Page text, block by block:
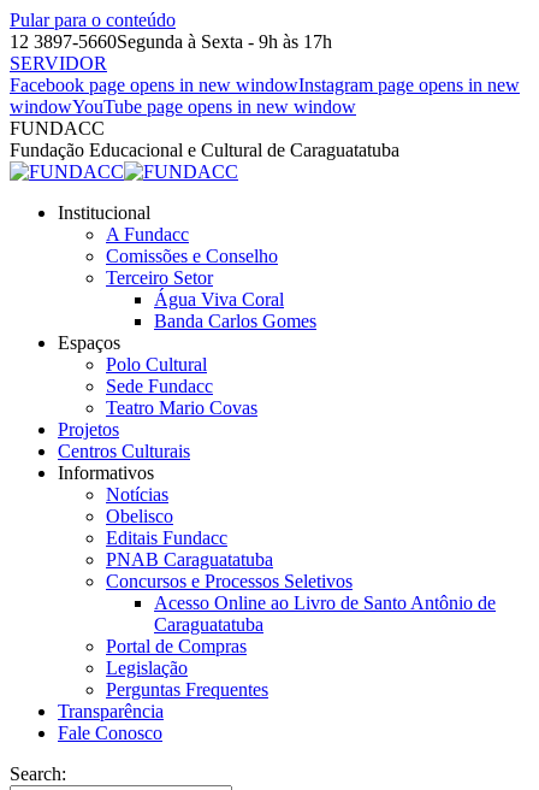
Pular para o conteúdo
12 3897-5660Segunda à Sexta - 9h às 17h
SERVIDOR
Facebook page opens in new windowInstagram page opens in new
windowYouTube page opens in new window
FUNDACC
Fundação Educacional e Cultural de Caraguatatuba
Institucional
A Fundacc
Comissões e Conselho
Terceiro Setor
Água Viva Coral
Banda Carlos Gomes
Espaços
Polo Cultural
Sede Fundacc
Teatro Mario Covas
Projetos
Centros Culturais
Informativos
Notícias
Obelisco
Editais Fundacc
PNAB Caraguatatuba
Concursos e Processos Seletivos
Acesso Online ao Livro de Santo Antônio de
Caraguatatuba
Portal de Compras
Legislação
Perguntas Frequentes
Transparência
Fale Conosco
Search: